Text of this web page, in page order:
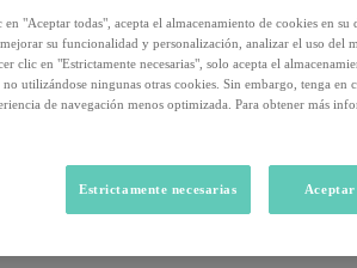
"Aceptar todas", acepta el almacenamiento de cookies en su
su funcionalidad y personalización, analizar el uso del
clic en "Estrictamente necesarias", solo acepta el
utilizándose ningunas otras cookies. Sin embargo, tenga en
de navegación menos optimizada. Para obtener más
Estrictamente necesarias